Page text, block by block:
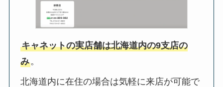
キャネットの実店舗は北海道内の9支店の
み。
北海道内に在住の場合は気軽に来店が可能で